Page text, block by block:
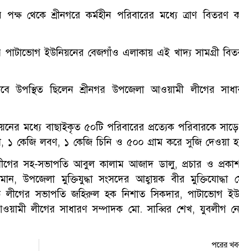
পক্ষ থেকে শ্রীনগরে কর্মহীন পরিবারের মধ্যে ত্রাণ বিতরণ
ইউনিয়নের বেজগাঁও এলাকায় এই খাদ্য সামগ্রী
উপস্থিত ছিলেন শ্রীনগর উপজেলা আওয়ামী লীগের
মধ্যে বাছাইকৃত ৫০টি পরিবারের প্রত্যেক পরিবারকে
১ কেজি লবণ, ১ কেজি চিনি ও ৫০০ গ্রাম করে সুজি দেওয়া
সহ-সভাপতি আবুল কালাম আজাদ ডালু, প্রচার ও
উপজেলা মুক্তিযুদ্ধা সংসদের আহ্বায়ক বীর মুক্তিযোদ্ধা
লীগের সভাপতি জহিরুল হক নিশাত সিকদার, পাটাভোগ
লীগের সাধারণ সম্পাদক মো. সাব্বির শেখ, যুবলীগ
পরের